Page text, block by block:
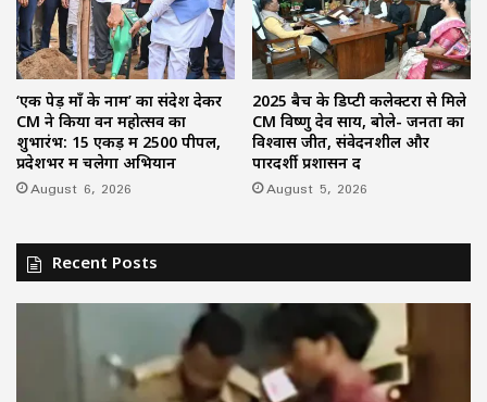
‘एक पेड़ माँ के नाम’ का संदेश देकर
CM ने किया वन महोत्सव का
शुभारंभ: 15 एकड़ में 2500 पीपल,
प्रदेशभर में चलेगा अभियान
August 6, 2026
2025 बैच के डिप्टी कलेक्टरों से मिले
CM विष्णु देव साय, बोले- जनता का
विश्वास जीतें, संवेदनशील और
पारदर्शी प्रशासन दें
August 5, 2026
Recent Posts